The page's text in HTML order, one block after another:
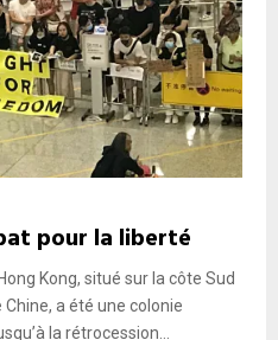
pour la liberté
Kong, situé sur la côte Sud
a été une colonie
la rétrocession...